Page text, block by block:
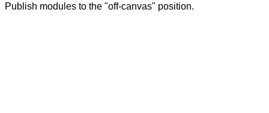
Publish modules to the "off-canvas" position.